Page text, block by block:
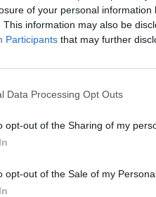
of your personal information
This information may also be
Participants that may further
Data Processing Opt Outs
opt-out of the Sharing of my
opt-out of the Sale of my
più grandi tennisti
è anche a
numero uno del
indicato da Forbes,
Il suo patrimonio
grossa fetta di questa
sul campo o dalle
detenuta nel
On, quotata alla
quasi 15 miliardi di